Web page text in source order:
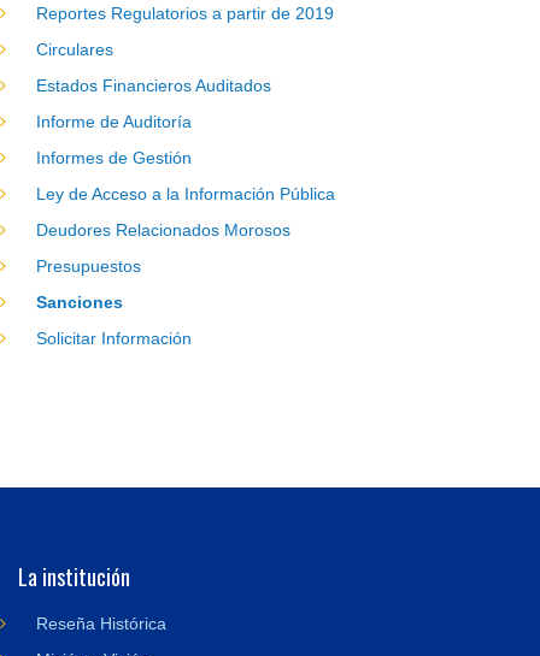
Reportes Regulatorios a partir de 2019
Circulares
Estados Financieros Auditados
Informe de Auditoría
Informes de Gestión
Ley de Acceso a la Información Pública
Deudores Relacionados Morosos
Presupuestos
Sanciones
Solicitar Información
La institución
Reseña Histórica